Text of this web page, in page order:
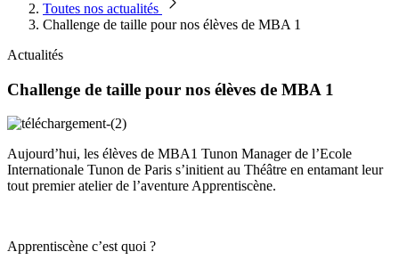
Toutes nos actualités
Challenge de taille pour nos élèves de MBA 1
Actualités
Challenge de taille pour nos élèves de MBA 1
Aujourd’hui, les élèves de MBA1 Tunon Manager de l’Ecole
Internationale Tunon de Paris s’initient au Théâtre en entamant leur
tout premier atelier de l’aventure Apprentiscène.
Apprentiscène c’est quoi ?